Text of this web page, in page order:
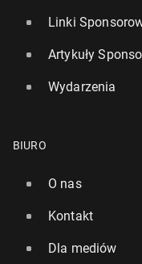
Linki
Artykuły
Wydarzenia
BIURO
O nas
Kontakt
Dla mediów